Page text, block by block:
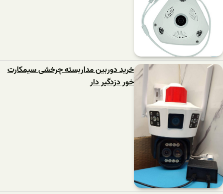
خرید دوربین مداربسته چرخشی سیمکارت
خور دزدگیر دار